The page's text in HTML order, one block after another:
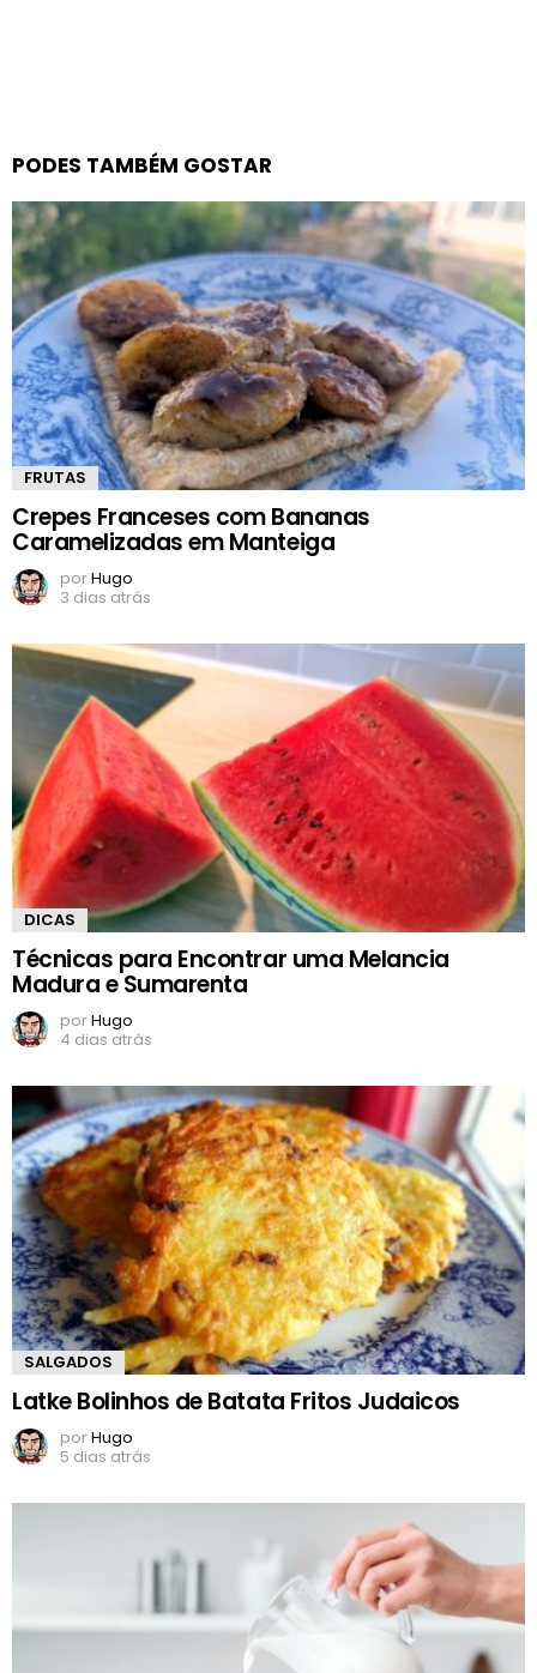
PODES TAMBÉM GOSTAR
FRUTAS
Crepes Franceses com Bananas
Caramelizadas em Manteiga
porHugo
3 dias atrás
DICAS
Técnicas para Encontrar uma Melancia
Madura e Sumarenta
porHugo
4 dias atrás
SALGADOS
Latke Bolinhos de Batata Fritos Judaicos
porHugo
5 dias atrás